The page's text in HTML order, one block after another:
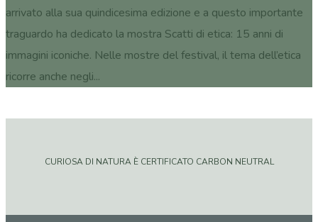
arrivato alla sua quindicesima edizione e a questo importante
traguardo ha dedicato la mostra Scatti di etica: 15 anni di
immagini iconiche. Nelle mostre del festival, il tema dell’etica
ricorre anche negli...
CURIOSA DI NATURA È CERTIFICATO CARBON NEUTRAL